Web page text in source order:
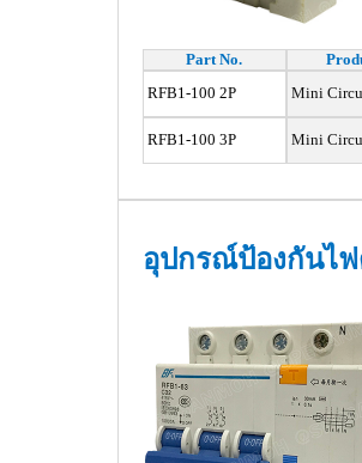
Part No.
RFB1-100 2P
Mini
RFB1-100 3P Mini
อุปกรณ์ป้องกันไฟ